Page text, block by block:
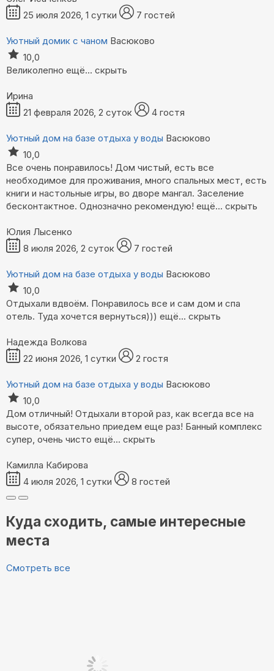
25 июля 2026, 1 сутки
7 гостей
Уютный домик с чаном Васюково
10,0
Великолепно ещё... скрыть
Ирина
21 февраля 2026, 2 суток
4 гостя
Уютный дом на базе отдыха у воды Васюково
10,0
Все очень понравилось! Дом чистый, есть все
необходимое для проживания, много спальных мест, есть
книги и настольные игры, во дворе мангал. Заселение
бесконтактное. Однозначно рекомендую! ещё... скрыть
Юлия Лысенко
8 июля 2026, 2 суток
7 гостей
Уютный дом на базе отдыха у воды Васюково
10,0
Отдыхали вдвоём. Понравилось все и сам дом и спа
отель. Туда хочется вернуться))) ещё... скрыть
Надежда Волкова
22 июня 2026, 1 сутки
2 гостя
Уютный дом на базе отдыха у воды Васюково
10,0
Дом отличный! Отдыхали второй раз, как всегда все на
высоте, обязательно приедем еще раз! Банный комплекс
супер, очень чисто ещё... скрыть
Камилла Кабирова
4 июля 2026, 1 сутки
8 гостей
Куда сходить, самые интересные
места
Смотреть все